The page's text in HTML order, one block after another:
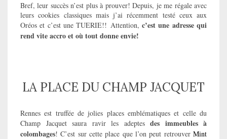
Bref, leur succès n’est plus à prouver! Depuis, je me régale avec
leurs cookies classiques mais j’ai récemment testé ceux aux
Oréos et c’est une TUERIE!! Attention,c’est une adresse qui
rend vite accro et où tout donne envie!
LA PLACE DU CHAMP JACQUET
Rennes est truffée de jolies places emblématiques et celle du
Champ Jacquet saura ravir les adeptes des immeubles à
colombages! C’est sur cette place que l’on peut retrouver Mint